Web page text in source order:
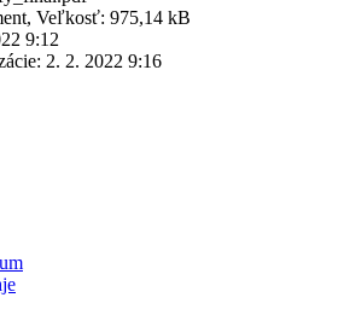
Veľkosť: 975,14 kB
9:12
2. 2. 2022 9:16